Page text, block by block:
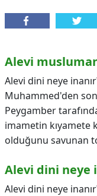
Alevi
Alevi dini neye
Muhammed'den
Peygamber
imametin kıyamete
olduğunu savunan
Alevi dini neye
Alevi dini neye